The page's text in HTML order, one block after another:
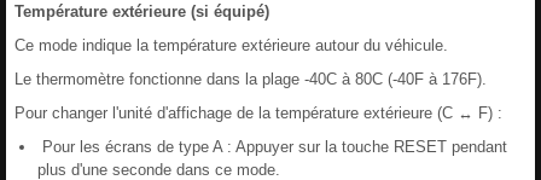
Température extérieure (si équipé)
Ce mode indique la température extérieure autour du véhicule.
Le thermomètre fonctionne dans la plage -40C à 80C (-40F à 176F).
Pour changer l'unité d'affichage de la température extérieure (C ↔ F) :
Pour les écrans de type A : Appuyer sur la touche RESET pendant
plus d'une seconde dans ce mode.